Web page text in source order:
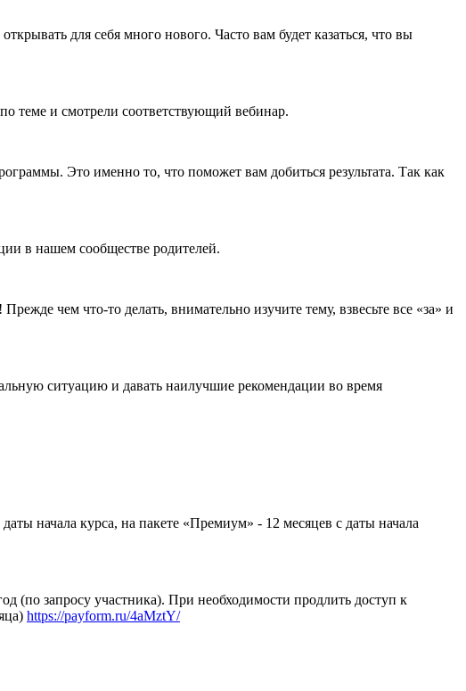
для себя много нового. Часто вам будет казаться, что вы
теме и смотрели соответствующий вебинар.
Это именно то, что поможет вам добиться результата. Так как
в нашем сообществе родителей.
чем что-то делать, внимательно изучите тему, взвесьте все «за» и
ситуацию и давать наилучшие рекомендации во время
начала курса, на пакете «Премиум» - 12 месяцев с даты начала
(по запросу участника). При необходимости продлить доступ к
https://payform.ru/4aMztY/